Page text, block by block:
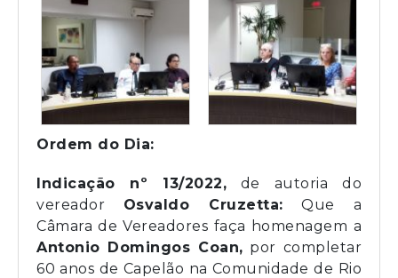
Ordem do Dia:
Indicação nº 13/2022, de autoria do
vereador Osvaldo Cruzetta: Que a
Câmara de Vereadores faça homenagem a
Antonio Domingos Coan, por completar
60 anos de Capelão na Comunidade de Rio